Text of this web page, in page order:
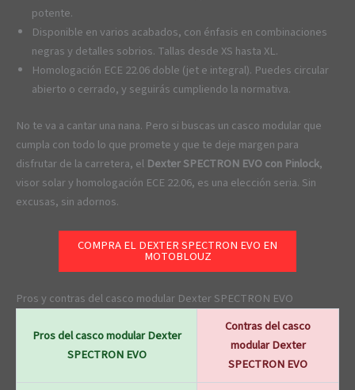
potente.
Disponible en varios acabados, con énfasis en combinaciones
negras y detalles sobrios. Tallas desde XS hasta XL.
Homologación ECE 22.06 doble (jet e integral). Puedes circular
abierto o cerrado, y seguirás cumpliendo la normativa.
No te va a cantar una nana. Pero si buscas un casco modular que
cumpla con todo lo que promete y que te deje margen para
disfrutar de la carretera, el Dexter SPECTRON EVO con Pinlock,
visor solar y homologación ECE 22.06, es una elección seria. Sin
excusas, sin adornos.
COMPRA EL DEXTER SPECTRON EVO EN
MOTOBLOUZ
Pros y contras del casco modular Dexter SPECTRON EVO
Pros del casco modular Dexter
SPECTRON EVO
Contras del casco
modular Dexter
SPECTRON EVO